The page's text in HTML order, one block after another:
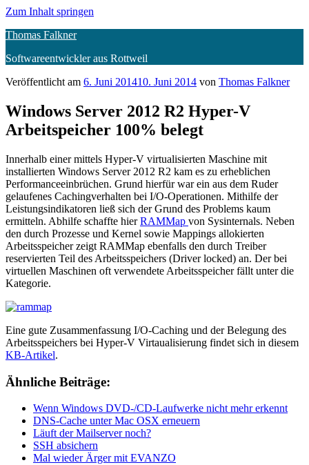
Zum Inhalt springen
Thomas Falkner
Softwareentwickler aus Rottweil
Veröffentlicht am 6. Juni 201410. Juni 2014 von Thomas Falkner
Windows Server 2012 R2 Hyper-V
Arbeitspeicher 100% belegt
Innerhalb einer mittels Hyper-V virtualisierten Maschine mit
installierten Windows Server 2012 R2 kam es zu erheblichen
Performanceeinbrüchen. Grund hierfür war ein aus dem Ruder
gelaufenes Cachingverhalten bei I/O-Operationen. Mithilfe der
Leistungsindikatoren ließ sich der Grund des Problems kaum
ermitteln. Abhilfe schaffte hierRAMMap von Sysinternals. Neben
den durch Prozesse und Kernel sowie Mappings allokierten
Arbeitsspeicher zeigt RAMMap ebenfalls den durch Treiber
reservierten Teil des Arbeitsspeichers (Driver locked) an. Der bei
virtuellen Maschinen oft verwendete Arbeitsspeicher fällt unter die
Kategorie.
Eine gute Zusammenfassung I/O-Caching und der Belegung des
Arbeitsspeichers bei Hyper-V Virtaualisierung findet sich in diesem
KB-Artikel.
Ähnliche Beiträge:
Wenn Windows DVD-/CD-Laufwerke nicht mehr erkennt
DNS-Cache unter Mac OSX erneuern
Läuft der Mailserver noch?
SSH absichern
Mal wieder Ärger mit EVANZO